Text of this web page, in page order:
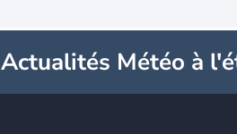
Actualités Météo à